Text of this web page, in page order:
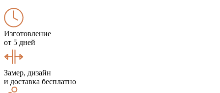
Изготовление
от 5 дней
Замер, дизайн
и доставка бесплатно